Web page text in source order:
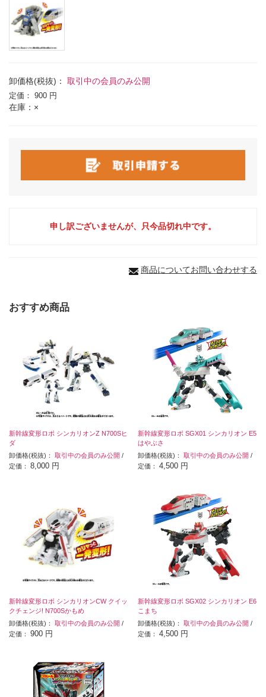
卸価格(税抜)： 取引中の会員のみ公開
定価： 900 円
在庫：×
申し訳ございませんが、只今品切れ中です。
商品についてお問い合わせする
おすすめ商品
新幹線変形ロボ シンカリオンZ N700Sヒ
ダ
卸価格(税抜)： 取引中の会員のみ公開 /
定価： 8,000 円
新幹線変形ロボ SGX01 シンカリオン E5
はやぶさ
卸価格(税抜)：取引中の会員のみ公開 /
定価：4,500 円
新幹線変形ロボ シンカリオンCW クイッ
クチェンジ! N700Sかもめ
卸価格(税抜)： 取引中の会員のみ公開 /
定価： 900 円
新幹線変形ロボ SGX02 シンカリオン E6
こまち
卸価格(税抜)：取引中の会員のみ公開 /
定価：4,500 円